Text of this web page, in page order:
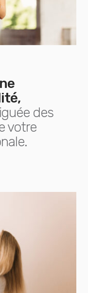
des
votre